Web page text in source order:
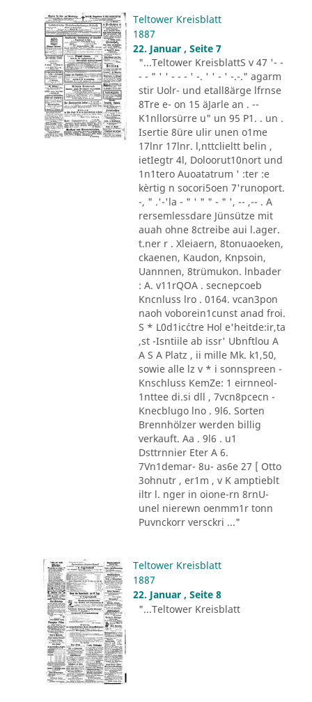
Teltower Kreisblatt
1887
22. Januar , Seite 7
"...Teltower KreisblattS v 47 '- -
- - " ' ' - - - ' -. ' ' - ' -.-." agarm
stir Uolr- und etall8ärge lfrnse
8Tre e- on 15 äJarle an . --
K1nllorsürre u" un 95 P1. . un .
Isertie 8üre ulir unen o1me
17lnr 17lnr. l,nttclieltt belin ,
ietIegtr 4l, Doloorut10nort und
1n1tero Auoatatrum ' :ter :e
kèrtig n socori5oen 7'runoport.
-, " .'-'la - " ' " " - " ', -- ,-- . A
rersemlessdare Jünsütze mit
auah ohne 8ctreibe aui l.ager.
t.ner r . Xleiaern, 8tonuaoeken,
ckaenen, Kaudon, Knpsoin,
Uannnen, 8trümukon. lnbader
: A. v11rQOA . secnepcoeb
Kncnluss lro . 0164. vcan3pon
naoh voborein1cunst anad froi.
S * L0d1ic´ctre Hol e'heitde:ir,ta
,st -Isntiile ab issr' Ubnftlou A
A S A Platz , ii mille Mk. k1,50,
sowie alle lz v * i sonnspreen -
Knschluss KemZe: 1 eirnneol-
1nttee di.si dll , 7vcn8pcecn -
Knecblugo lno . 9l6. Sorten
Brennhölzer werden billig
verkauft. Aa . 9l6 . u1
Dsttrnnier Eter A 6.
7Vn1demar- 8u- as6e 27 [ Otto
3ohnutr , er1m , v K amptieblt
iltr l. nger in oione-rn 8rnU-
unel nierewn oenmm1r tonn
Puvnckorr versckri ..."
Teltower Kreisblatt
1887
22. Januar , Seite 8
"...Teltower Kreisblatt